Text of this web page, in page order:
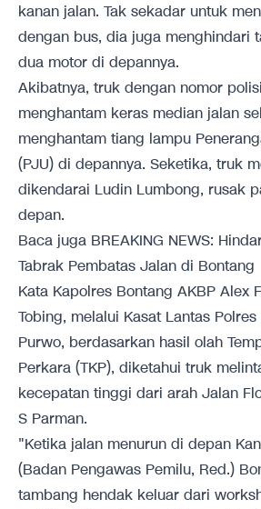
kanan jalan. Tak sekadar untuk
dengan bus, dia juga menghindari
dua motor di depannya.
Akibatnya, truk dengan nomor
menghantam keras median jalan
menghantam tiang lampu
(PJU) di depannya. Seketika, truk
dikendarai Ludin Lumbong, rusak
depan.
Baca juga BREAKING NEWS:
Tabrak Pembatas Jalan di Bontang
Kata Kapolres Bontang AKBP Alex
Tobing, melalui Kasat Lantas
Purwo, berdasarkan hasil olah
Perkara (TKP), diketahui truk
kecepatan tinggi dari arah Jalan
S Parman.
"Ketika jalan menurun di depan
(Badan Pengawas Pemilu, Red.)
tambang hendak keluar dari